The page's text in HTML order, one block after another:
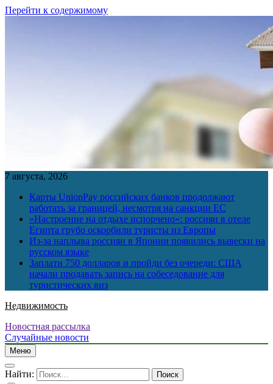
Перейти к содержимому
7 августа, 2026
Карты UnionPay российских банков продолжают
работать за границей, несмотря на санкции ЕС
«Настроение на отдыхе испорчено»: россиян в отеле
Египта грубо оскорбили туристы из Европы
Из-за наплыва россиян в Японии появились вывески на
русском языке
Заплати 750 долларов и пройди без очереди: США
начали продавать запись на собеседование для
туристических виз
Недвижимость
Новостная рассылка
Случайные новости
Меню
Найти: